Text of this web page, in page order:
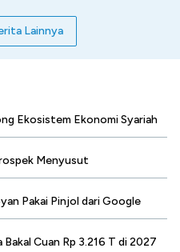
Lainnya
Ekosistem Ekonomi Syariah
Menyusut
Pakai Pinjol dari Google
Cuan Rp 3.216 T di 2027